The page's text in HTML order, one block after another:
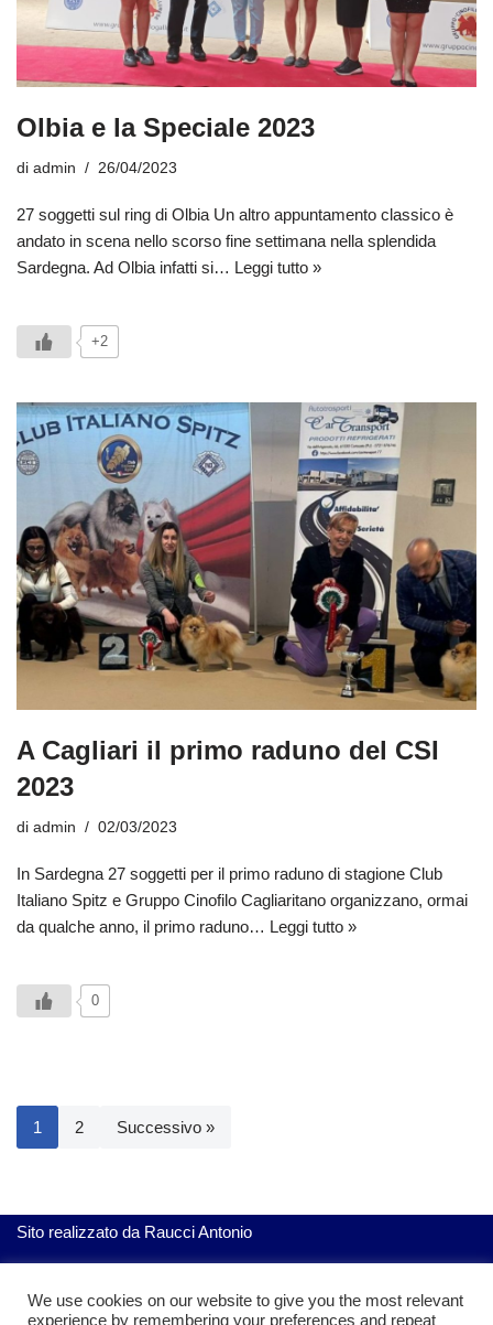
Olbia e la Speciale 2023
di admin 26/04/2023
27 soggetti sul ring di Olbia Un altro appuntamento classico è
andato in scena nello scorso fine settimana nella splendida
Sardegna. Ad Olbia infatti si… Leggi tutto »
+2
A Cagliari il primo raduno del CSI
2023
di admin 02/03/2023
In Sardegna 27 soggetti per il primo raduno di stagione Club
Italiano Spitz e Gruppo Cinofilo Cagliaritano organizzano, ormai
da qualche anno, il primo raduno… Leggi tutto »
0
1 2 Successivo »
Sito realizzato da Raucci Antonio
ServiziGratis.com| Realizzato da Raucci Antonio
We use cookies on our website to give you the most relevant
experience by remembering your preferences and repeat